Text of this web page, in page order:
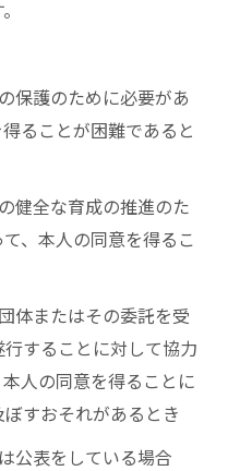
保護のために必要があ
ることが困難であると
健全な育成の推進のた
、本人の同意を得るこ
体またはその委託を受
することに対して協力
人の同意を得ることに
すおそれがあるとき
公表をしている場合